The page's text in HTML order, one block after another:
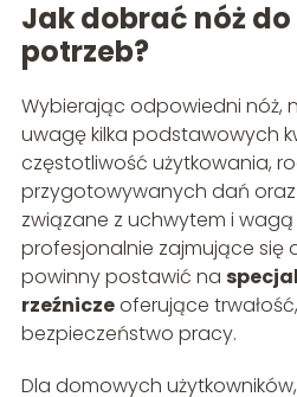
Jak dobrać nóż
potrzeb?
Wybierając odpowiedni nóż,
uwagę kilka podstawowych
częstotliwość użytkowania,
przygotowywanych dań
związane z uchwytem i
profesjonalnie zajmujące się
powinny postawić na
rzeźniczeoferujące
bezpieczeństwo pracy.
Dla domowych